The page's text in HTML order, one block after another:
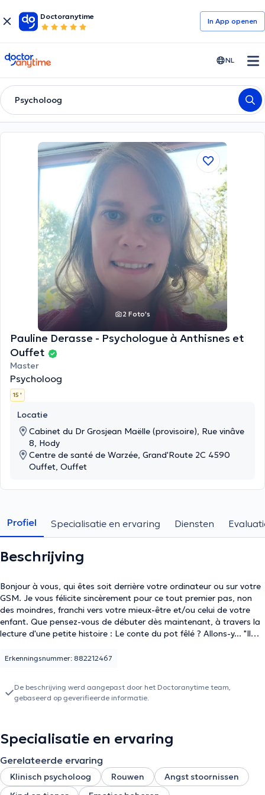
Doctoranytime
In App openen
doctoranytime NL
Psycholoog
2 Foto's
Pauline Derasse - Psychologue à Anthisnes et
Ouffet
Master
Psycholoog
15 '
Locatie
Cabinet du Dr Grosjean Maëlle (provisoire), Rue vinâve
8, Hody
Centre de santé de Warzée, Grand'Route 2C 4590
Ouffet, Ouffet
Profiel Specialisatie en ervaring Diensten
Beschrijving
Bonjour à vous, qui êtes soit derrière votre ordinateur ou sur votre
GSM. Je vous félicite sincèrement pour ce tout premier pas, non
des moindres, franchi vers votre mieux-être et/ou celui de votre
enfant. Que pensez-vous de débuter dès maintenant, à travers la
lecture d'une petite histoire : Le conte du pot fêlé ? Allons-y... "Il
petite maison. Son mari avait creusé un puits près de cette
Pour transporter cette eau dont elle avait besoin tous les jours,
elle avait acheté deux grands pots. Elle suspendait chaque pot à
état. Ce dernier était bien plein quand elle était de retour dans sa
retour du ruisseau jusqu'à la maison, était à moitié vide. La pauvre
Chinoise ne ramenait donc chez elle qu'un pot et demi d'eau. Or,
voyez-vous, en Chine, les pots pensent. Oui, dans leur panse, ils
Erkenningsnummer: 882212467
De beschrijving werd aangepast door het Doctoranytime team,
gebaseerd op geverifieerde informatie.
Specialisatie en ervaring
Gerelateerde ervaring
Klinisch psycholoog Rouwen
Angst stoornissen